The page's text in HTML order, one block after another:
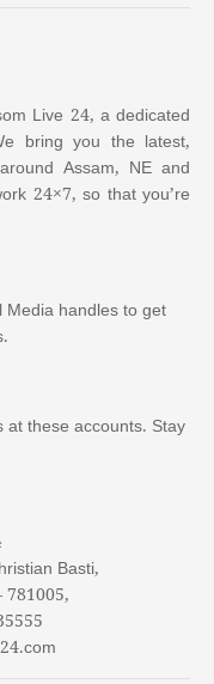
Live 24, a dedicated
bring you the latest,
Assam, NE and
24×7, so that you’re
Media handles to get
at these accounts. Stay
Basti,
781005,